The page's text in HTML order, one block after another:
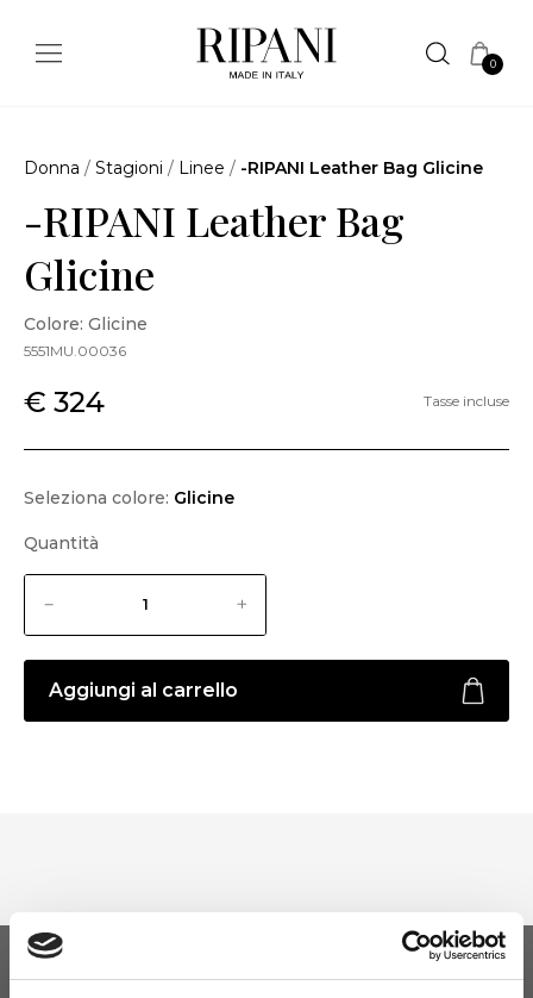
0
Donna / Stagioni / Linee / -RIPANI Leather Bag Glicine
-RIPANI Leather Bag
Glicine
Colore: Glicine
5551MU.00036
€ 324 Tasse incluse
Seleziona colore: Glicine
Quantità
Aggiungi al carrello